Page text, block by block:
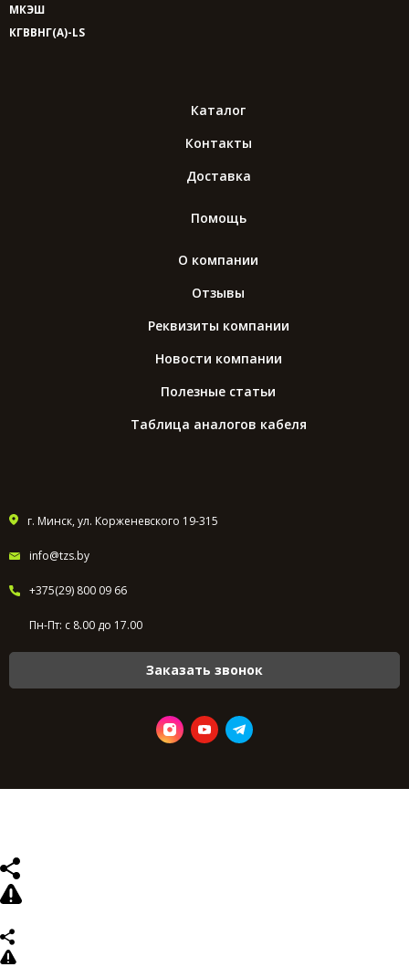
МКЭШ
КГВВНГ(A)-LS
Каталог
Контакты
Доставка
Помощь
О компании
Отзывы
Реквизиты компании
Новости компании
Полезные статьи
Таблица аналогов кабеля
г. Минск, ул. Корженевского 19-315
info@tzs.by
+375(29) 800 09 66
Пн-Пт: с 8.00 до 17.00
Заказать звонок